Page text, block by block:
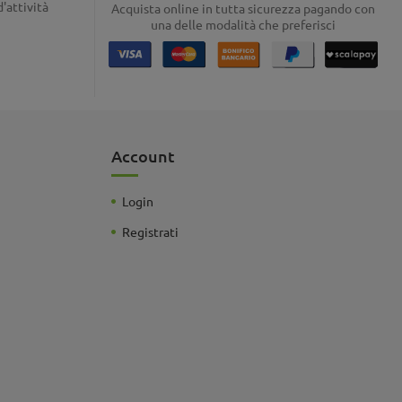
Acquista online in tutta sicurezza pagando con
una delle modalità che preferisci
Account
Login
Registrati